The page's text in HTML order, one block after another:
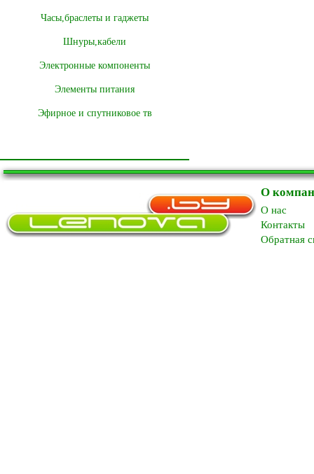
Часы,браслеты и гаджеты
Шнуры,кабели
Электронные компоненты
Элементы питания
Эфирное и спутниковое тв
О
O нас
Контакты
Обратная